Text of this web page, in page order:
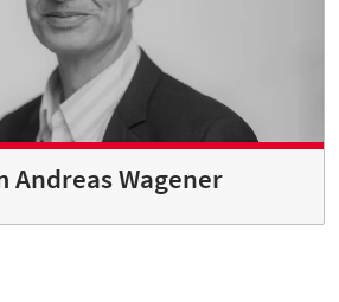
Andreas Wagener